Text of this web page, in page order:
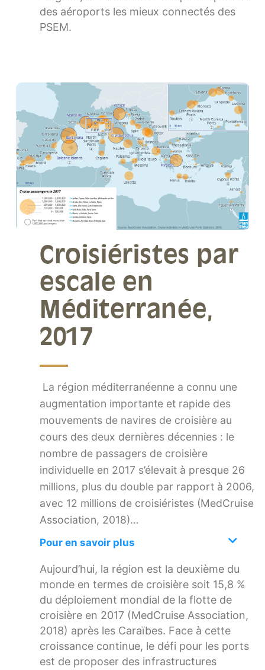
des aéroports les mieux connectés des
PSEM.
Croisiéristes par
escale en
Méditerranée,
2017
La région méditerranéenne a connu une
augmentation importante et rapide des
mouvements de navires de croisière au
cours des deux dernières décennies : le
nombre de passagers de croisière
individuelle en 2017 s’élevait à presque 26
millions, plus du double par rapport à 2006,
avec 12 millions de croisiéristes (MedCruise
Association, 2018)…
Pour en savoir plus
Aujourd’hui, la région est la deuxième du
monde en termes de croisière soit 15,8 %
du déploiement mondial de la flotte de
croisière en 2017 (MedCruise Association,
2018) après les Caraïbes. Face à cette
croissance continue, le défi pour les ports
est de proposer des infrastructures